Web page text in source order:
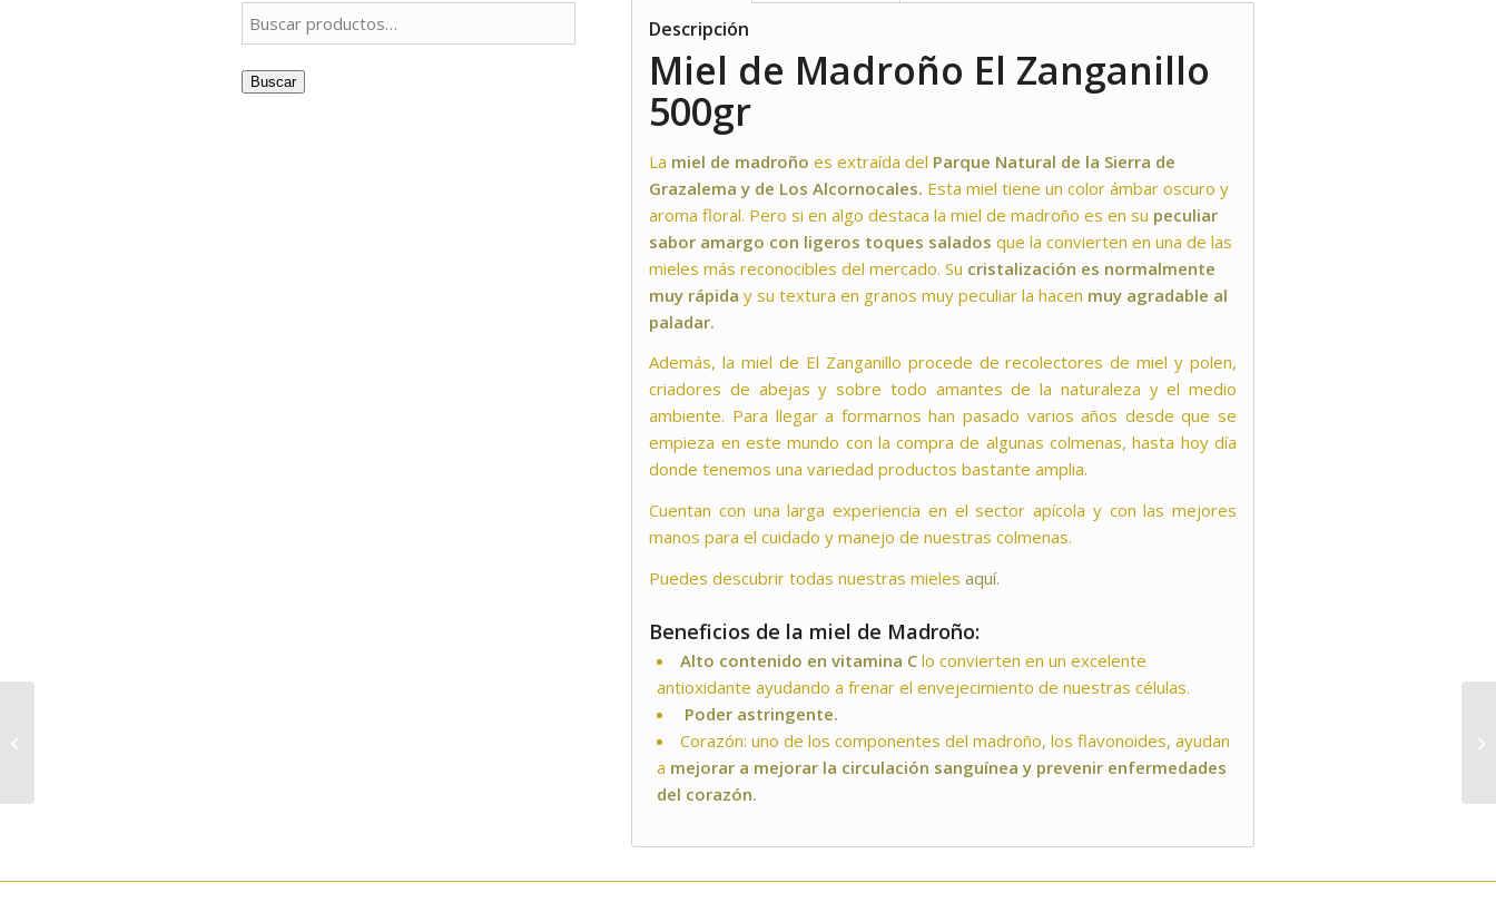
Buscar
Descripción
Miel de Madroño El Zanganillo
500gr
La miel de madroñoes extraída del Parque Natural de la Sierra de
Grazalema y de Los Alcornocales. Esta miel tiene un color ámbar oscuro y
aroma floral. Pero si en algo destaca la miel de madroño es en su peculiar
sabor amargo con ligeros toques salados que la convierten en una de las
mieles más reconocibles del mercado. Su cristalización es normalmente
muy rápida y su textura en granos muy peculiar la hacen muy agradable al
paladar.
Además, la miel de El Zanganillo procede de recolectores de miel y polen,
criadores de abejas y sobre todo amantes de la naturaleza y el medio
ambiente. Para llegar a formarnos han pasado varios años desde que se
empieza en este mundo con la compra de algunas colmenas, hasta hoy día
donde tenemos una variedad productos bastante amplia.
Cuentan con una larga experiencia en el sector apícola y con las mejores
manos para el cuidado y manejo de nuestras colmenas.
Puedes descubrir todas nuestras mielesaquí.
Beneficios de la miel de Madroño:
Alto contenido en vitamina C lo convierten en un excelente
antioxidante ayudando a frenar el envejecimiento de nuestras células.
Poder astringente.
Corazón: uno de los componentes del madroño, los flavonoides, ayudan
a mejorar a mejorar la circulación sanguínea y prevenir enfermedades
del corazón.